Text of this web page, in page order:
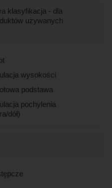
klasyfikacja - dla
używanych
wysokości
podstawa
pochylenia
dół)